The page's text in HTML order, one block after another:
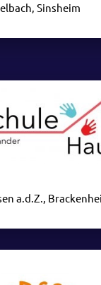
Sinsheim
a.d.Z.,